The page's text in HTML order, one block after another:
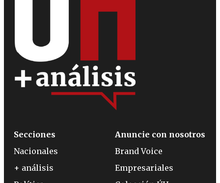
Secciones
Nacionales
+ análisis
Anuncie con nosotros
Brand Voice
Empresariales